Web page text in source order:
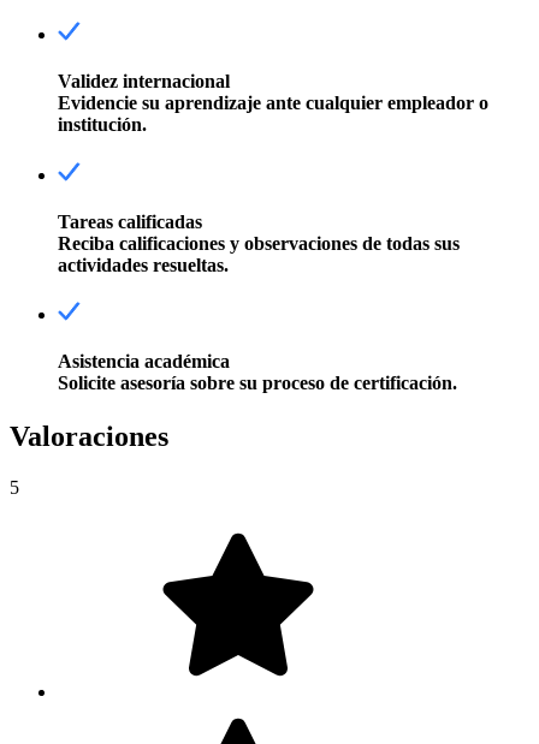
Validez internacional
Evidencie su aprendizaje ante cualquier empleador o
institución.
Tareas calificadas
Reciba calificaciones y observaciones de todas sus
actividades resueltas.
Asistencia académica
Solicite asesoría sobre su proceso de certificación.
Valoraciones
5